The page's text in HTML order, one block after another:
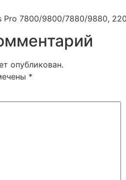
Pro 7800/9800/7880/9880,
опубликован.
*